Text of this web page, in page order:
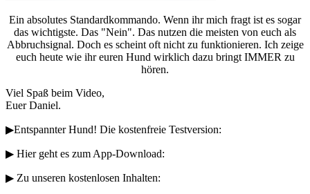
Ein absolutes Standardkommando. Wenn ihr mich fragt ist es sogar
das wichtigste. Das "Nein". Das nutzen die meisten von euch als
Abbruchsignal. Doch es scheint oft nicht zu funktionieren. Ich zeige
euch heute wie ihr euren Hund wirklich dazu bringt IMMER zu
hören.
Viel Spaß beim Video,
Euer Daniel.
▶︎Entspannter Hund! Die kostenfreie Testversion:
▶︎ Hier geht es zum App-Download:
▶︎ Zu unseren kostenlosen Inhalten: